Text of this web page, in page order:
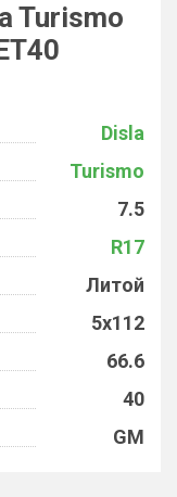
Turismo
Disla
Turismo
7.5
R17
Литой
5x112
66.6
40
GM